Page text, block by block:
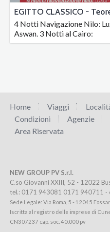
EGITTO CLASSICO -
4 Notti Navigazione Nilo:
Aswan. 3 Notti al Cairo:
Home Viaggi
Condizioni
Agenzie
Area Riservata
NEW GROUP PV S.r.l.
C.so Giovanni XXIII, 52 - 12022
tel.: 0171 943081 0171 940711 -
Sede Legale: Via Roma, 5 - 12045
Iscritta al registro delle imprese di
CN307237 cap. soc. 40.000 pv